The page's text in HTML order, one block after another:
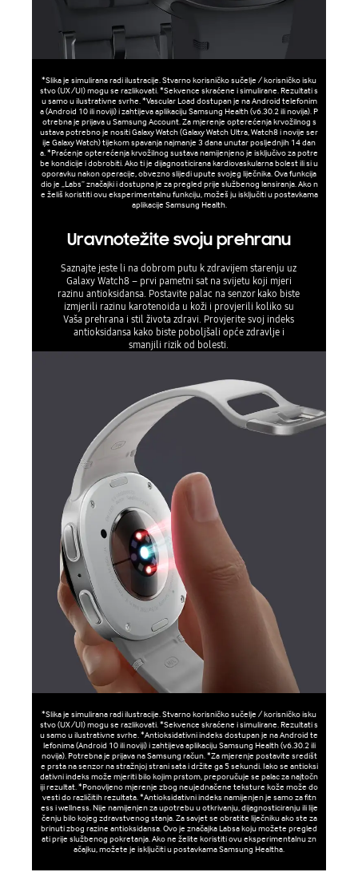
*Slika je simulirana radi ilustracije. Stvarno korisničko sučelje / korisničko isku
stvo (UX/UI) mogu se razlikovati. *Sekvence skraćene i simulirane. Rezultati s
u samo u ilustrativne svrhe. *Vascular Load dostupan je na Android telefonim
a (Android 10 ili noviji) i zahtijeva aplikaciju Samsung Health (v6.30.2 ili novija). P
otrebna je prijava u Samsung Account. Za mjerenje opterećenja krvožilnog s
ustava potrebno je nositi Galaxy Watch (Galaxy Watch Ultra, Watch8 i novije ser
ije Galaxy Watch) tijekom spavanja najmanje 3 dana unutar posljednjih 14 dan
a. *Praćenje opterećenja krvožilnog sustava namijenjeno je isključivo za potre
be kondicije i dobrobiti. Ako ti je dijagnosticirana kardiovaskularna bolest ili si u
oporavku nakon operacije, obvezno slijedi upute svojeg liječnika. Ova funkcija
dio je „Labs” značajki i dostupna je za pregled prije službenog lansiranja. Ako n
e želiš koristiti ovu eksperimentalnu funkciju, možeš ju isključiti u postavkama
aplikacije Samsung Health.
Uravnotežite svoju prehranu
Saznajte jeste li na dobrom putu k zdravijem starenju uz
Galaxy Watch8 – prvi pametni sat na svijetu koji mjeri
razinu antioksidansa. Postavite palac na senzor kako biste
izmjerili razinu karotenoida u koži i provjerili koliko su
Vaša prehrana i stil života zdravi. Provjerite svoj indeks
antioksidansa kako biste poboljšali opće zdravlje i
smanjili rizik od bolesti.
*Slika je simulirana radi ilustracije. Stvarno korisničko sučelje / korisničko isku
stvo (UX/UI) mogu se razlikovati. *Sekvence skraćene i simulirane. Rezultati s
u samo u ilustrativne svrhe. *Antioksidativni indeks dostupan je na Android te
lefonima (Android 10 ili noviji) i zahtijeva aplikaciju Samsung Health (v6.30.2 ili
novija). Potrebna je prijava na Samsung račun. *Za mjerenje postavite središt
e prsta na senzor na stražnjoj strani sata i držite ga 5 sekundi. Iako se antioksi
dativni indeks može mjeriti bilo kojim prstom, preporučuje se palac za najtočn
iji rezultat. *Ponovljeno mjerenje zbog neujednačene teksture kože može do
vesti do različitih rezultata. *Antioksidativni indeks namijenjen je samo za fitn
ess i wellness. Nije namijenjen za upotrebu u otkrivanju, dijagnosticiranju ili lije
čenju bilo kojeg zdravstvenog stanja. Za savjet se obratite liječniku ako ste za
brinuti zbog razine antioksidansa. Ovo je značajka Labsa koju možete pregled
ati prije službenog pokretanja. Ako ne želite koristiti ovu eksperimentalnu zn
ačajku, možete je isključiti u postavkama Samsung Healtha.